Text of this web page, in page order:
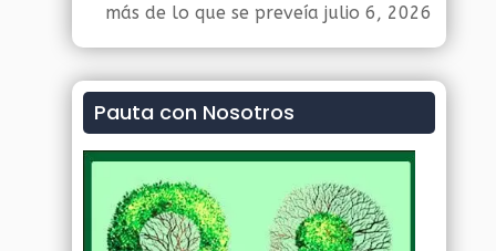
más de lo que se preveía julio 6, 2026
Pauta con Nosotros